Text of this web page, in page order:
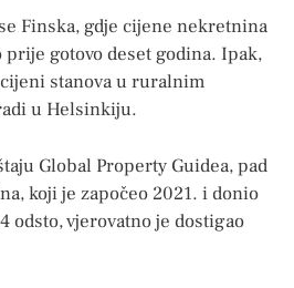
Finska, gdje cijene nekretnina
gotovo deset godina. Ipak,
stanova u ruralnim
u Helsinkiju.
Global Property Guidea, pad
koji je započeo 2021. i donio
odsto, vjerovatno je dostigao